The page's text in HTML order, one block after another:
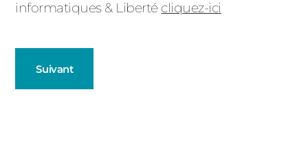
informatiques & Liberté cliquez-ici
Suivant